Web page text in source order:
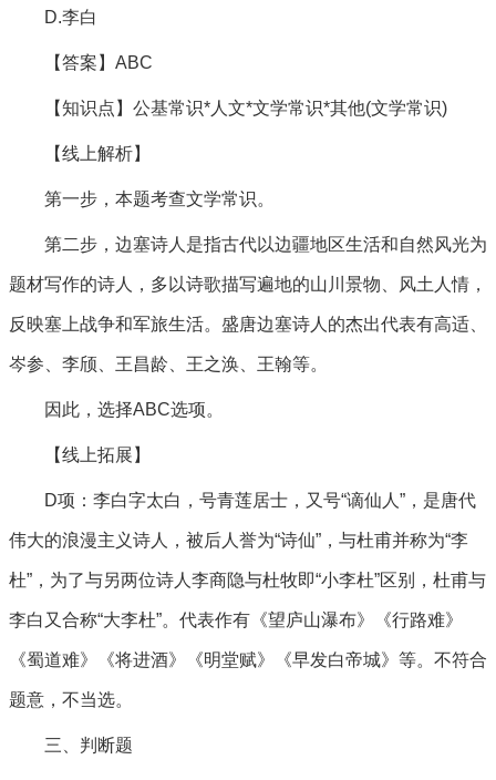
D.李白
【答案】ABC
【知识点】公基常识*人文*文学常识*其他(文学常识)
【线上解析】
第一步，本题考查文学常识。
第二步，边塞诗人是指古代以边疆地区生活和自然风光为
题材写作的诗人，多以诗歌描写遍地的山川景物、风土人情，
反映塞上战争和军旅生活。盛唐边塞诗人的杰出代表有高适、
岑参、李颀、王昌龄、王之涣、王翰等。
因此，选择ABC选项。
【线上拓展】
D项：李白字太白，号青莲居士，又号“谪仙人”，是唐代
伟大的浪漫主义诗人，被后人誉为“诗仙”，与杜甫并称为“李
杜”，为了与另两位诗人李商隐与杜牧即“小李杜”区别，杜甫与
李白又合称“大李杜”。代表作有《望庐山瀑布》《行路难》
《蜀道难》《将进酒》《明堂赋》《早发白帝城》等。不符合
题意，不当选。
三、判断题